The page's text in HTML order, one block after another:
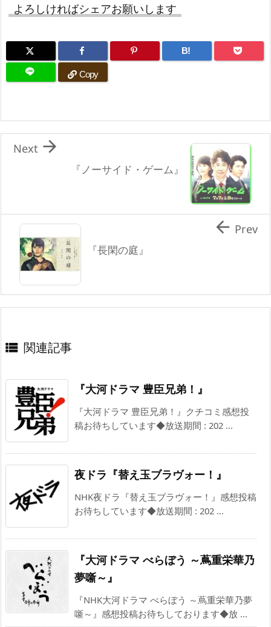
よろしければシェアお願いします
B!
Copy
『ノーサイド・ゲーム』

Next
『長閑の庭』
 Prev
 関連記事
『大河ドラマ 豊臣兄弟！』
『大河ドラマ 豊臣兄弟！』クチコミ感想投
稿お待ちしています◆放送期間 : 202 ...
夜ドラ『替え玉ブラヴォー！』
NHK夜ドラ『替え玉ブラヴォー！』感想投稿
お待ちしています◆放送期間 : 202 ...
『大河ドラマ べらぼう ～蔦重栄華乃
夢噺～』
『NHK大河ドラマ べらぼう ～蔦重栄華乃夢
噺～』感想投稿お待ちしております◆放 ...